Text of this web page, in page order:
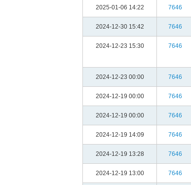
2025-01-06 14:22 7646
2024-12-30 15:42 7646
2024-12-23 15:30 7646
2024-12-23 00:00 7646
2024-12-19 00:00 7646
2024-12-19 00:00 7646
2024-12-19 14:09 7646
2024-12-19 13:28 7646
2024-12-19 13:00 7646